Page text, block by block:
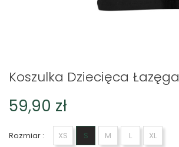
Koszulka Dziecięca Łazęga
59,90 zł
Rozmiar : XS S M L XL